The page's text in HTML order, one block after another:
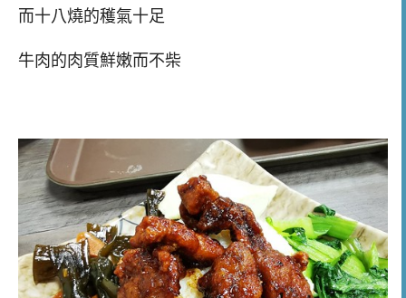
而十八燒的穫氣十足
牛肉的肉質鮮嫩而不柴